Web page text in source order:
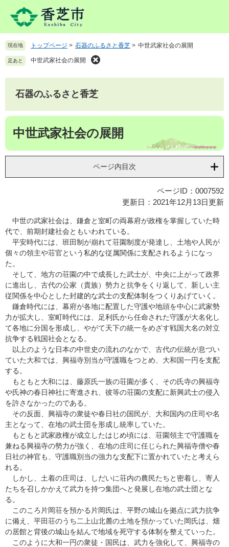
先
頭
す
を
飛
し
文
現在地 トップページ > 石器のふるさと香芝 > 中世武家社会の展開
足あと 中世武家社会の展開
石器のふるさと香芝
本
中世武家社会の展開
ページ内目次
ページID：0007592
更新日：2021年12月13日更新
中世の武家社会は、鎌倉と室町の両幕府が政権を掌握していた時
代で、前期封建社会ともいわれている。
平安時代には、班田制が崩れて荘園制度が発達し、土地や人民が
個々の領主や荘官という私的な従属関係に支配されるようになっ
た。
そして、地方の荘園の中で成長した武士が、中央に上がって政界
に進出し、古代の公家（貴族）勢力と抗争をくり返して、新しい主
従関係を中心とした封建的な武士の支配体制をつくりあげていく。
鎌倉時代には、幕府が各地に配置した守護や地頭を中心に武家勢
力が拡大し、室町時代には、足利氏から任命された守護が大名化し
て各地に分国を形成し、やがて天下の統一をめざす戦国大名の対立
抗争する戦国社会となる。
以上のような日本の中世史の流れのなかで、古代の伝統が息づい
ていた大和では、興福寺別当が守護職をつとめ、大和国一円を支配
する。
もともと大和には、藤原氏一族の荘園が多く、その氏寺の興福寺
や氏神の春日神社に寄進され、彼等の荘園の支配に新興武士の侵入
を許さなかったのである。
その反面、興福寺の衆徒や春日社の国民が、大和国内の庄司や名
主となって、在地の武士団を形成し統率していた。
もともと武家政権が成立したはじめ頃には、荘園領主で守護職を
兼ねる興福寺の勢力が強く、在地の庄司に任じられた興福寺僧や春
日社の神官も、守護職別当の強力な支配下に置かれていたと考えら
れる。
しかし、土着の庄司は、しだいに荘内の農民たちと密着し、寄人
たちを召しかかえて武力を持つ集団へと発展し在地の武士団とな
る。
このころ片岡荘を預かる片岡氏は、平野の城山を拠点に武力抗争
に備え、平田荘のうち二上山北麓の土地を預かっていた岡氏は、畑
の居館と背後の城山を結んで地域を死守する体制を整えていった。
このように大和一円の衆徒・国民は、武力を強化して、興福寺の